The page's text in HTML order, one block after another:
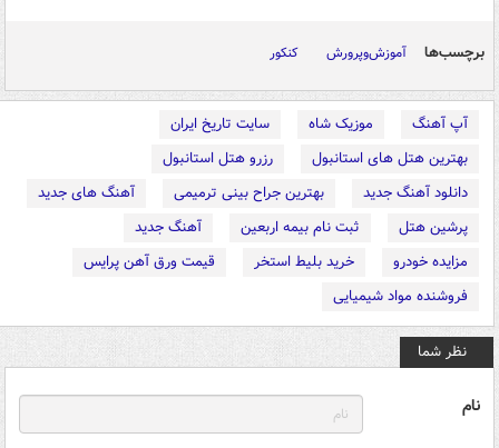
برچسب‌ها آموزش‌وپرورش کنکور
آپ آهنگ موزیک شاه
سایت تاریخ ایران
بهترین هتل های استانبول
رزرو هتل استانبول
دانلود آهنگ جدید
بهترین جراح بینی ترمیمی
آهنگ های جدید
پرشین هتل
ثبت نام بیمه اربعین
آهنگ جدید
مزایده خودرو
خرید بلیط استخر
قیمت ورق آهن پرایس
فروشنده مواد شیمیایی
نظر شما
نام